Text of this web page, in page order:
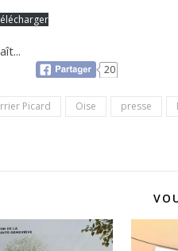
20
Picard Oise presse